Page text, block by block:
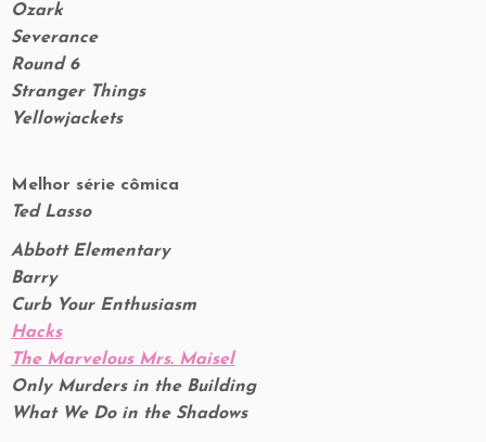
Ozark
Severance
Round 6
Stranger Things
Yellowjackets
Melhor série cômica
Ted Lasso
Abbott Elementary
Barry
Curb Your Enthusiasm
Hacks
The Marvelous Mrs. Maisel
Only Murders in the Building
What We Do in the Shadows